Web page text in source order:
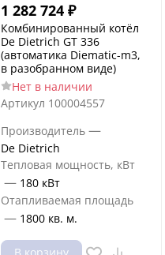
1 282 724 ₽
Комбинированный котёл
De Dietrich GT 336
(автоматика Diematic-m3,
в разобранном виде)
Нет в наличии
Артикул 100004557
Производитель —
De Dietrich
Тепловая мощность, кВт
— 180 кВт
Отапливаемая площадь
— 1800 кв. м.